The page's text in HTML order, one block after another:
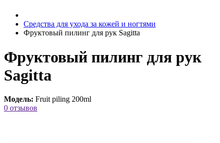
Средства для ухода за кожей и ногтями
Фруктовый пилинг для рук Sagitta
Фруктовый пилинг для рук
Sagitta
Модель: Fruit piling 200ml
0 отзывов